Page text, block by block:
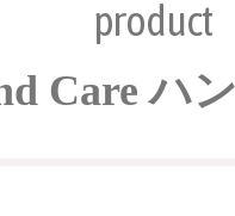
product
Care ハ